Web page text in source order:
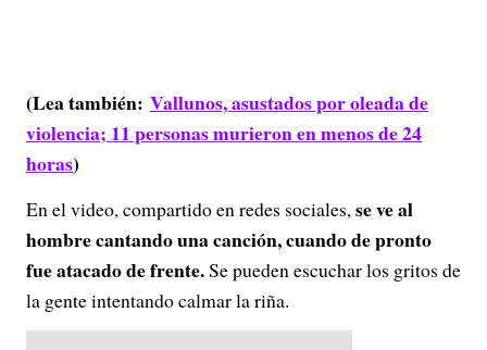
(Lea también: Vallunos, asustados por oleada de
violencia; 11 personas murieron en menos de 24
horas)
En el video, compartido en redes sociales,se ve al
hombre cantando una canción, cuando de pronto
fue atacado de frente.Se pueden escuchar los gritos de
la gente intentando calmar la riña.